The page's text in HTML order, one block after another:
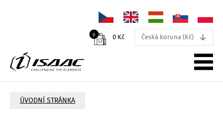
0 0 Kč Česká koruna (Kč) ↓
ÚVODNÍ STRÁNKA